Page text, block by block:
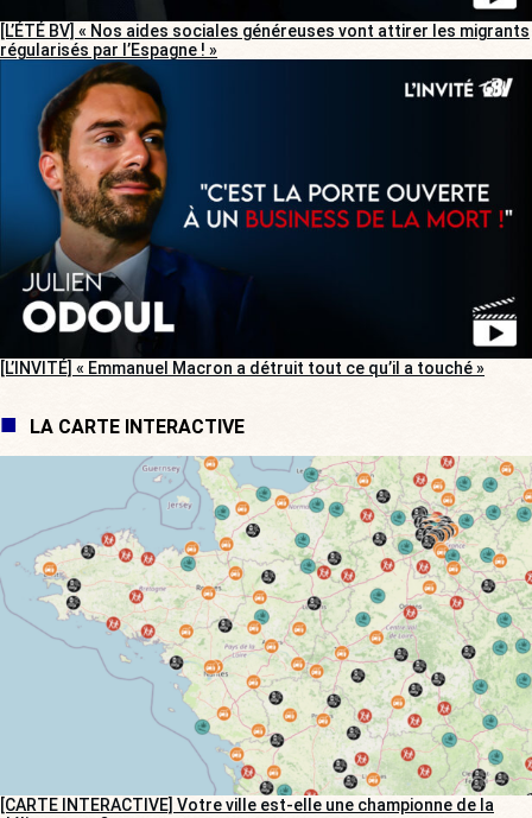
[L’ÉTÉ BV] « Nos aides sociales généreuses vont attirer les migrants
régularisés par l’Espagne ! »
[L’INVITÉ] « Emmanuel Macron a détruit tout ce qu’il a touché »
LA CARTE INTERACTIVE
[CARTE INTERACTIVE] Votre ville est-elle une championne de la